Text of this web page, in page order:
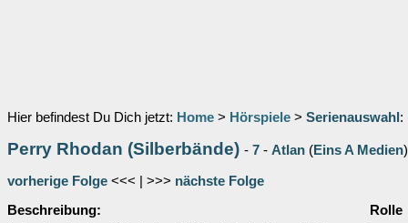
Hier befindest Du Dich jetzt: Home > Hörspiele > Serienauswahl :
Perry Rhodan (Silberbände) - 7 - Atlan (Eins A Medien)
vorherige Folge <<< | >>> nächste Folge
Beschreibung:
Rolle